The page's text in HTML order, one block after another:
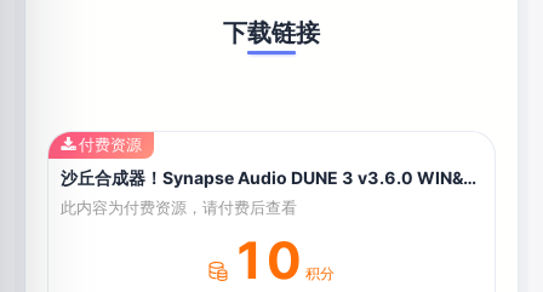
下载链接
沙丘合成器！Synapse Audio DUNE 3 v3.6.0 WIN&MAC
此内容为付费资源，请付费后查看
10 积分
付费资源